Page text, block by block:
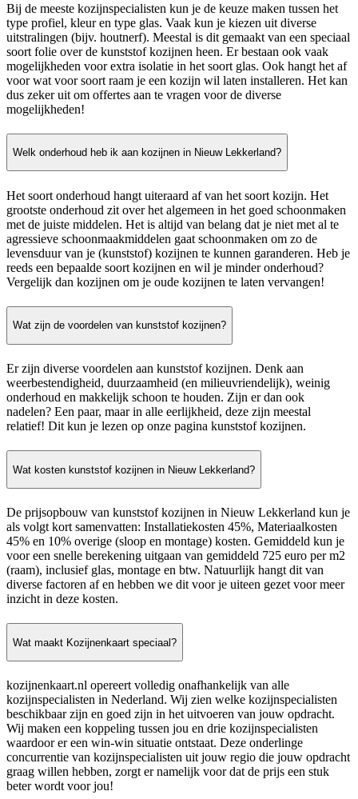
Bij de meeste kozijnspecialisten kun je de keuze maken tussen het
type profiel, kleur en type glas. Vaak kun je kiezen uit diverse
uitstralingen (bijv. houtnerf). Meestal is dit gemaakt van een speciaal
soort folie over de kunststof kozijnen heen. Er bestaan ook vaak
mogelijkheden voor extra isolatie in het soort glas. Ook hangt het af
voor wat voor soort raam je een kozijn wil laten installeren. Het kan
dus zeker uit om offertes aan te vragen voor de diverse
mogelijkheden!
Welk onderhoud heb ik aan kozijnen in Nieuw Lekkerland?
Het soort onderhoud hangt uiteraard af van het soort kozijn. Het
grootste onderhoud zit over het algemeen in het goed schoonmaken
met de juiste middelen. Het is altijd van belang dat je niet met al te
agressieve schoonmaakmiddelen gaat schoonmaken om zo de
levensduur van je (kunststof) kozijnen te kunnen garanderen. Heb je
reeds een bepaalde soort kozijnen en wil je minder onderhoud?
Vergelijk dan kozijnen om je oude kozijnen te laten vervangen!
Wat zijn de voordelen van kunststof kozijnen?
Er zijn diverse voordelen aan kunststof kozijnen. Denk aan
weerbestendigheid, duurzaamheid (en milieuvriendelijk), weinig
onderhoud en makkelijk schoon te houden. Zijn er dan ook
nadelen? Een paar, maar in alle eerlijkheid, deze zijn meestal
relatief! Dit kun je lezen op onze pagina kunststof kozijnen.
Wat kosten kunststof kozijnen in Nieuw Lekkerland?
De prijsopbouw van kunststof kozijnen in Nieuw Lekkerland kun je
als volgt kort samenvatten: Installatiekosten 45%, Materiaalkosten
45% en 10% overige (sloop en montage) kosten. Gemiddeld kun je
voor een snelle berekening uitgaan van gemiddeld 725 euro per m2
(raam), inclusief glas, montage en btw. Natuurlijk hangt dit van
diverse factoren af en hebben we dit voor je uiteen gezet voor meer
inzicht in deze kosten.
Wat maakt Kozijnenkaart speciaal?
kozijnenkaart.nl opereert volledig onafhankelijk van alle
kozijnspecialisten in Nederland. Wij zien welke kozijnspecialisten
beschikbaar zijn en goed zijn in het uitvoeren van jouw opdracht.
Wij maken een koppeling tussen jou en drie kozijnspecialisten
waardoor er een win-win situatie ontstaat. Deze onderlinge
concurrentie van kozijnspecialisten uit jouw regio die jouw opdracht
graag willen hebben, zorgt er namelijk voor dat de prijs een stuk
beter wordt voor jou!